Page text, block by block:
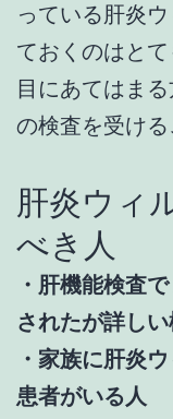
っている肝炎
ておくのはと
目にあてはま
の検査を受ける
肝炎ウィ
べき人
・肝機能検査
されたが詳し
・家族に肝炎
患者がいる人